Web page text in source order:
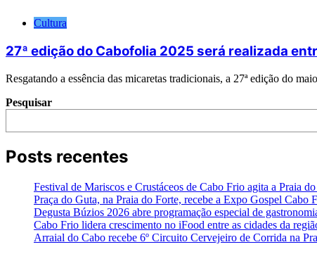
Cultura
27ª edição do Cabofolia 2025 será realizada
Resgatando a essência das micaretas tradicionais, a 27ª edição do
Pesquisar
Posts recentes
Festival de Mariscos e Crustáceos de Cabo Frio agita a Praia
Praça do Guta, na Praia do Forte, recebe a Expo Gospel Cabo
Degusta Búzios 2026 abre programação especial de
Cabo Frio lidera crescimento no iFood entre as cidades da
Arraial do Cabo recebe 6º Circuito Cervejeiro de Corrida na